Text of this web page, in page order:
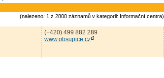
(nalezeno: 1 z 2800 záznamů v kategorii: Informační centra)
(+420) 499 882 289
www.obsupice.cz